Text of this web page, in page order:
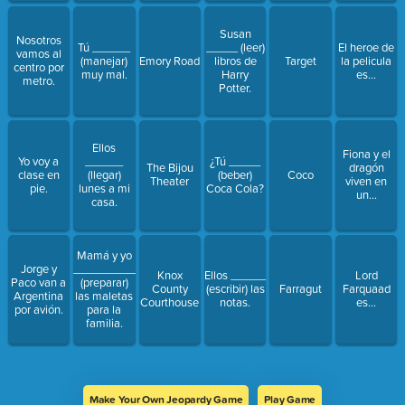
Nosotros
vamos al
centro por
metro.
Yo voy a
clase en
pie.
Jorge y
Paco van a
Argentina
por avión.
Tú ______
(manejar)
muy mal.
Ellos
(llegar)
lunes a mi
casa.
Mamá y yo
(preparar)
las maletas
para la
familia.
Emory Road
The Bijou
Theater
Knox
County
Courthouse
Susan
_____ (leer)
libros de
Harry
Potter.
¿Tú _____
(beber)
Coca Cola?
Ellos ________
(escribir) las
notas.
Target
Coco
Farragut
El heroe de
la pelicula
es...
Fiona y el
dragón
viven en
un...
Lord
Farquaad
es...
Make Your Own Jeopardy Game Play Game